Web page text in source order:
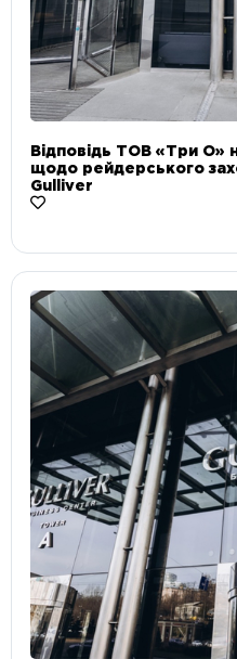
Відповідь ТОВ «Три О»
щодо рейдерського
Gulliver